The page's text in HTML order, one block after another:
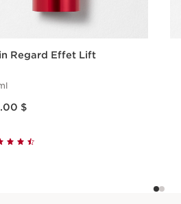
Regard Effet Lift
$
Aperçu rapide